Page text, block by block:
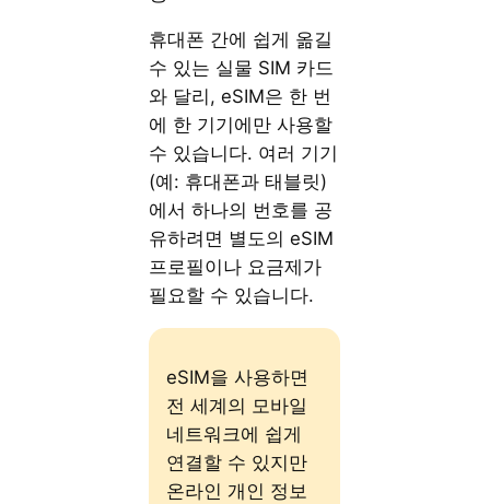
휴대폰 간에 쉽게 옮길
수 있는 실물 SIM 카드
와 달리, eSIM은 한 번
에 한 기기에만 사용할
수 있습니다. 여러 기기
(예: 휴대폰과 태블릿)
에서 하나의 번호를 공
유하려면 별도의 eSIM
프로필이나 요금제가
필요할 수 있습니다.
eSIM을 사용하면
전 세계의 모바일
네트워크에 쉽게
연결할 수 있지만
온라인 개인 정보